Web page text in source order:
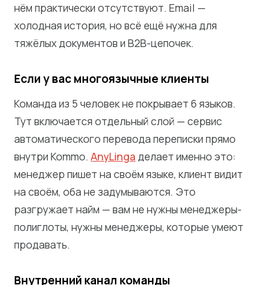
нём практически отсутствуют. Email —
холодная история, но всё ещё нужна для
тяжёлых документов и B2B-цепочек.
Если у вас многоязычные клиенты
Команда из 5 человек не покрывает 6 языков.
Тут включается отдельный слой — сервис
автоматического перевода переписки прямо
внутри Kommo. AnyLinga делает именно это:
менеджер пишет на своём языке, клиент видит
на своём, оба не задумываются. Это
разгружает найм — вам не нужны менеджеры-
полиглоты, нужны менеджеры, которые умеют
продавать.
Внутренний канал команды